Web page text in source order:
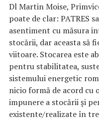
Dl Martin Moise,
poate de clar: PATRES
asentiment cu măsura
stocării, dar aceasta să
viitoare. Stocarea este
pentru stabilitatea,
sistemului energetic
nicio formă de acord cu
impunere a stocării și
existente/realizate în